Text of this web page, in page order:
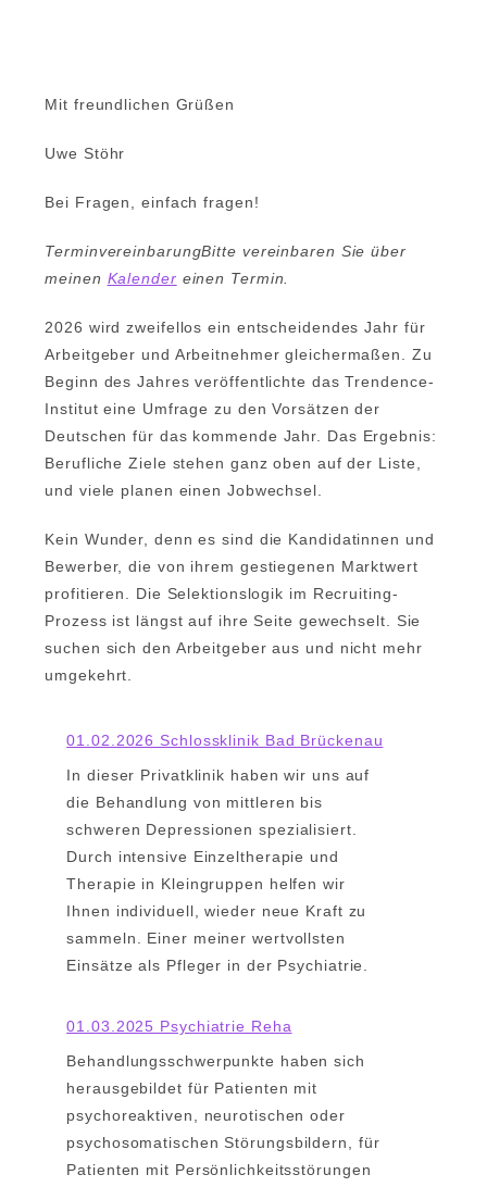
Mit freundlichen Grüßen
Uwe Stöhr
Bei Fragen, einfach fragen!
TerminvereinbarungBitte vereinbaren Sie über
meinen Kalender einen Termin.
2026 wird zweifellos ein entscheidendes Jahr für
Arbeitgeber und Arbeitnehmer gleichermaßen. Zu
Beginn des Jahres veröffentlichte das Trendence-
Institut eine Umfrage zu den Vorsätzen der
Deutschen für das kommende Jahr. Das Ergebnis:
Berufliche Ziele stehen ganz oben auf der Liste,
und viele planen einen Jobwechsel.
Kein Wunder, denn es sind die Kandidatinnen und
Bewerber, die von ihrem gestiegenen Marktwert
profitieren. Die Selektionslogik im Recruiting-
Prozess ist längst auf ihre Seite gewechselt. Sie
suchen sich den Arbeitgeber aus und nicht mehr
umgekehrt.
01.02.2026 Schlossklinik Bad Brückenau
In dieser Privatklinik haben wir uns auf
die Behandlung von mittleren bis
schweren Depressionen spezialisiert.
Durch intensive Einzeltherapie und
Therapie in Kleingruppen helfen wir
Ihnen individuell, wieder neue Kraft zu
sammeln. Einer meiner wertvollsten
Einsätze als Pfleger in der Psychiatrie.
01.03.2025 Psychiatrie Reha
Behandlungsschwerpunkte haben sich
herausgebildet für Patienten mit
psychoreaktiven, neurotischen oder
psychosomatischen Störungsbildern, für
Patienten mit Persönlichkeitsstörungen